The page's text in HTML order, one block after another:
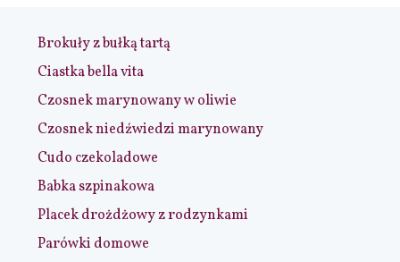
Brokuły z bułką tartą
Ciastka bella vita
Czosnek marynowany w oliwie
Czosnek niedźwiedzi marynowany
Cudo czekoladowe
Babka szpinakowa
Placek drożdżowy z rodzynkami
Parówki domowe